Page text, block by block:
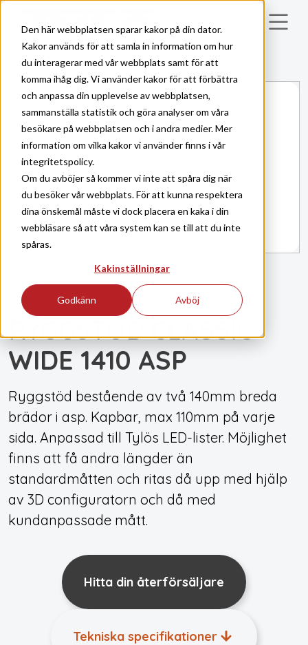
Den här webbplatsen sparar kakor på din dator.
Kakor används för att samla in information om hur
du interagerar med vår webbplats samt för att
komma ihåg dig. Vi använder kakor för att förbättra
och anpassa din upplevelse av webbplatsen,
sammanställa statistik och göra analyser om våra
besökare på webbplatsen och i andra medier. Mer
information om vilka kakor vi använder finns i vår
integritetspolicy.
Om du avböjer så kommer vi inte att spåra dig när
du besöker vår webbplats. För att kunna respektera
dina önskemål måste vi dock placera en kaka i din
webbläsare så att våra system kan se till att du inte
spåras.
Kakinställningar
Godkänn Avböj
Skip to main content
BASTU INREDNING
RYGGSTÖD CLASSIC
WIDE 1410 ASP
Ryggstöd bestående av två 140mm breda
brädor i asp. Kapbar, max 110mm på varje
sida. Anpassad till Tylös LED-lister. Möjlighet
finns att få andra längder än
standardmåtten och ritas då upp med hjälp
av 3D configuratorn och då med
kundanpassade mått.
Hitta din återförsäljare
Tekniska specifikationer